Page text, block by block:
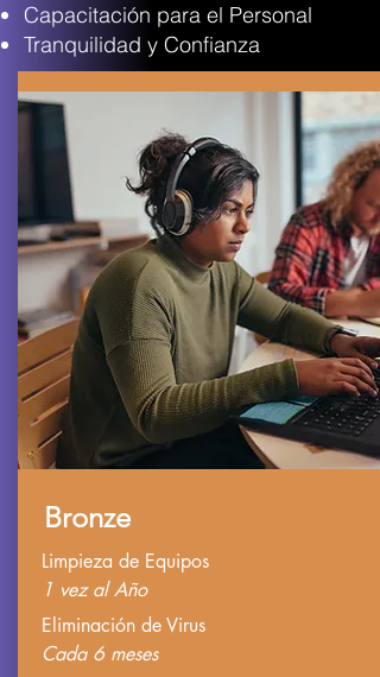
Capacitación para el Personal
Tranquilidad y Confianza
Tipos de Polizas
Bronze
Limpieza de Equipos
1 vez al Año
Eliminación de Virus
Cada 6 meses